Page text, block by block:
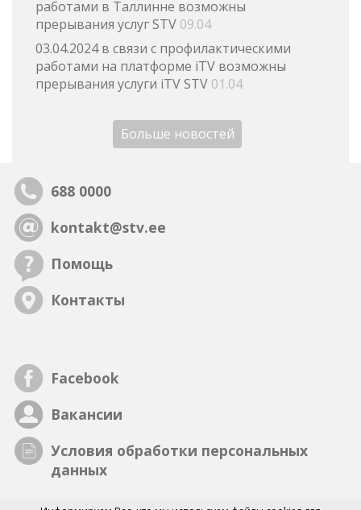
работами в Таллинне возможны
прерывания услуг STV 09.04
03.04.2024 в связи с профилактическими
работами на платформе iTV возможны
прерывания услуги iTV STV 01.04
Больше новостей
688 0000
kontakt@stv.ee
Помощь
Контакты
Facebook
Вакансии
Условия обработки персональных
данных